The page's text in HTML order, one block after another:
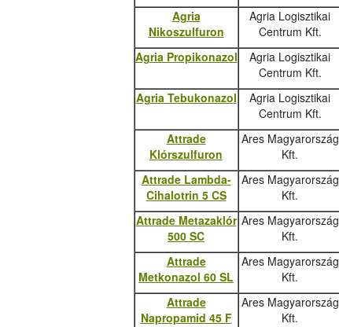
Agria
Nikoszulfuron
Agria Logisztikai
Centrum Kft.
Agria Propikonazol
Agria Logisztikai
Centrum Kft.
Agria Tebukonazol
Agria Logisztikai
Centrum Kft.
Attrade
Klórszulfuron
Ares Magyarország
Kft.
Attrade Lambda-
Cihalotrin 5 CS
Ares Magyarország
Kft.
Attrade Metazaklór
500 SC
Ares Magyarország
Kft.
Attrade
Metkonazol 60 SL
Ares Magyarország
Kft.
Attrade
Napropamid 45 F
Ares Magyarország
Kft.